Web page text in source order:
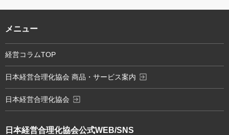
日本経営合理化協会公式WEB/SNS
メニュー
経営コラムTOP
日本経営合理化協会 商品・サービス案内 exit_to_app
日本経営合理化協会 exit_to_app